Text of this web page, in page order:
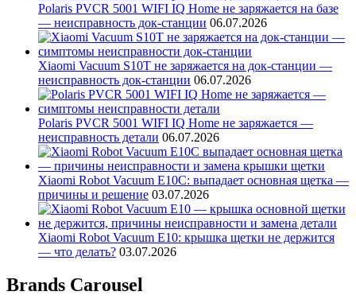
Polaris PVCR 5001 WIFI IQ Home не заряжается на базе
— неисправность док-станции 06.07.2026
Xiaomi Vacuum S10T не заряжается на док-станции —
неисправность док-станции 06.07.2026
Polaris PVCR 5001 WIFI IQ Home не заряжается —
неисправность детали 06.07.2026
Xiaomi Robot Vacuum E10C: выпадает основная щетка —
причины и решение 03.07.2026
Xiaomi Robot Vacuum E10: крышка щетки не держится
— что делать? 03.07.2026
Brands Carousel